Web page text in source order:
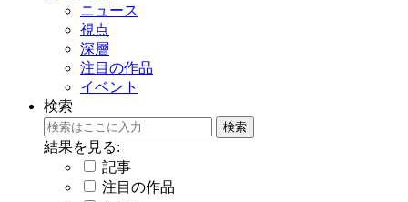
ニュース
視点
深層
注目の作品
イベント
検索
結果を見る:
記事
注目の作品